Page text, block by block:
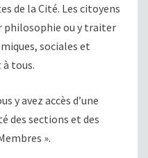
de la Cité. Les citoyens
philosophie ou y traiter
sociales et
tous.
y avez accès d’une
des sections et des
».